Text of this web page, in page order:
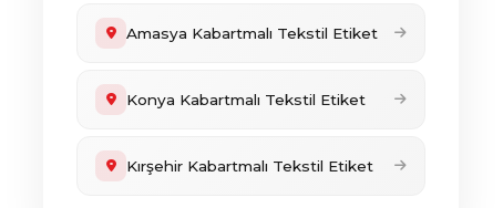
Amasya Kabartmalı Tekstil Etiket
Konya Kabartmalı Tekstil Etiket
Kırşehir Kabartmalı Tekstil Etiket